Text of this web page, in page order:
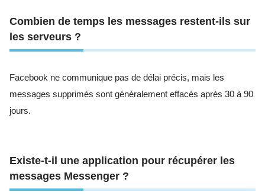
Combien de temps les messages restent-ils sur
les serveurs ?
Facebook ne communique pas de délai précis, mais les
messages supprimés sont généralement effacés après 30 à 90
jours.
Existe-t-il une application pour récupérer les
messages Messenger ?